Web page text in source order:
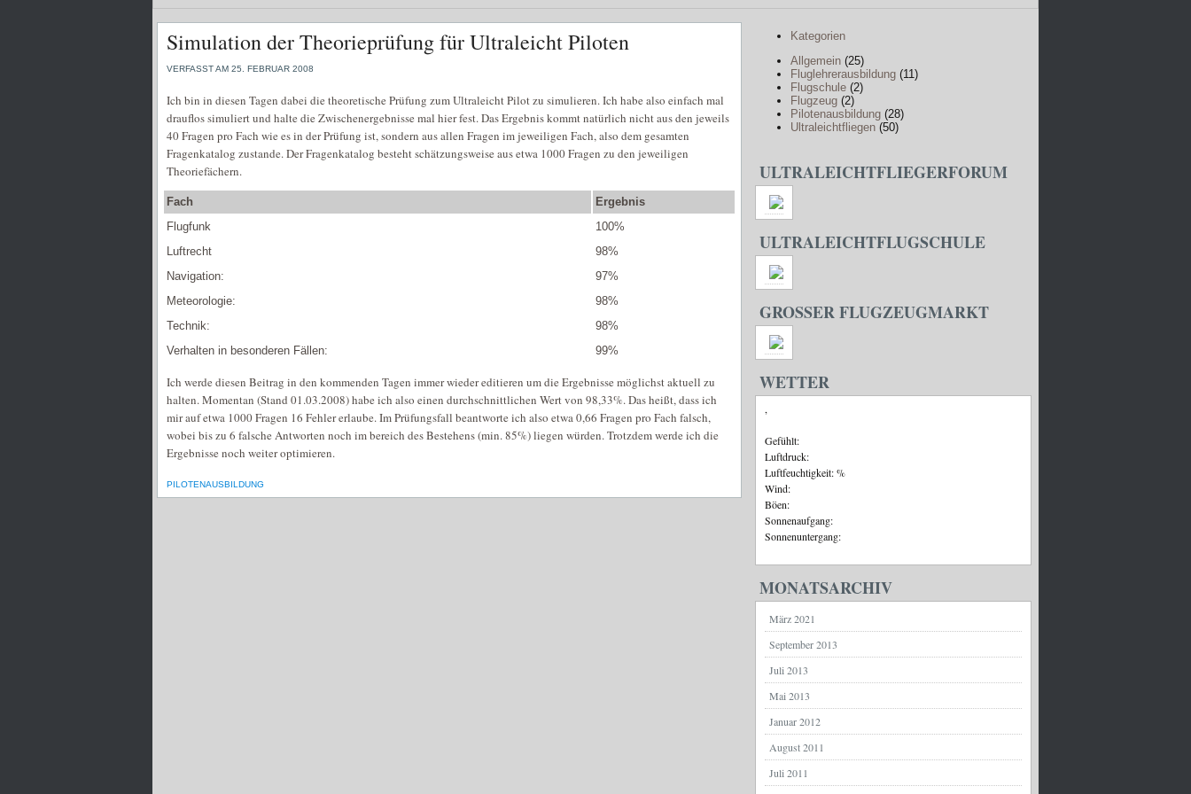
Simulation der Theorieprüfung für Ultraleicht Piloten
VERFASST AM 25. FEBRUAR 2008
Ich bin in diesen Tagen dabei die theoretische Prüfung zum Ultraleicht Pilot zu simulieren. Ich habe also einfach mal
drauflos simuliert und halte die Zwischenergebnisse mal hier fest. Das Ergebnis kommt natürlich nicht aus den jeweils
40 Fragen pro Fach wie es in der Prüfung ist, sondern aus allen Fragen im jeweiligen Fach, also dem gesamten
Fragenkatalog zustande. Der Fragenkatalog besteht schätzungsweise aus etwa 1000 Fragen zu den jeweiligen
Theoriefächern.
Fach
Ergebnis
Flugfunk
100%
Luftrecht
98%
Navigation:
97%
Meteorologie:
98%
Technik:
98%
Verhalten in besonderen Fällen:
99%
Ich werde diesen Beitrag in den kommenden Tagen immer wieder editieren um die Ergebnisse möglichst aktuell zu
halten. Momentan (Stand 01.03.2008) habe ich also einen durchschnittlichen Wert von 98,33%. Das heißt, dass ich
mir auf etwa 1000 Fragen 16 Fehler erlaube. Im Prüfungsfall beantworte ich also etwa 0,66 Fragen pro Fach falsch,
wobei bis zu 6 falsche Antworten noch im bereich des Bestehens (min. 85%) liegen würden. Trotzdem werde ich die
Ergebnisse noch weiter optimieren.
PILOTENAUSBILDUNG
Kategorien
Allgemein (25)
Fluglehrerausbildung (11)
Flugschule (2)
Flugzeug (2)
Pilotenausbildung (28)
Ultraleichtfliegen (50)
ULTRALEICHTFLIEGERFORUM
ULTRALEICHTFLUGSCHULE
GROSSER FLUGZEUGMARKT
WETTER
,
Gefühlt:
Luftdruck:
Luftfeuchtigkeit: %
Wind:
Böen:
Sonnenaufgang:
Sonnenuntergang:
MONATSARCHIV
März 2021
September 2013
Juli 2013
Mai 2013
Januar 2012
August 2011
Juli 2011